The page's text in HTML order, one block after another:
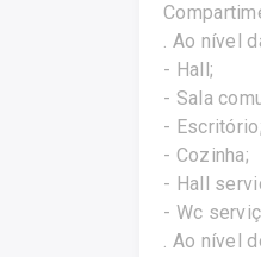
. Ao nível
- Hall;
- Sala
- Escritório;
- Cozinha;
- Hall
- Wc
. Ao nível